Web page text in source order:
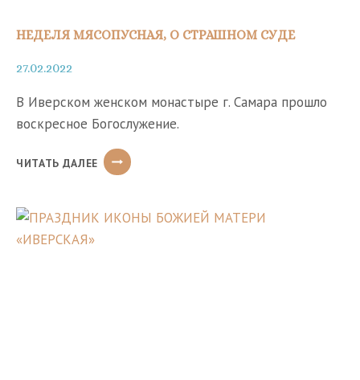
НЕДЕЛЯ МЯСОПУСНАЯ, О СТРАШНОМ СУДЕ
27.02.2022
В Иверском женском монастыре г. Самара прошло
воскресное Богослужение.
ЧИТАТЬ ДАЛЕЕ
НЕДЕЛЯ
МЯСОПУСНАЯ,
СУДЕ